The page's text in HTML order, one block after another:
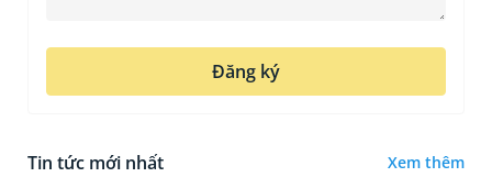
Đăng ký
Tin tức mới nhất Xem thêm